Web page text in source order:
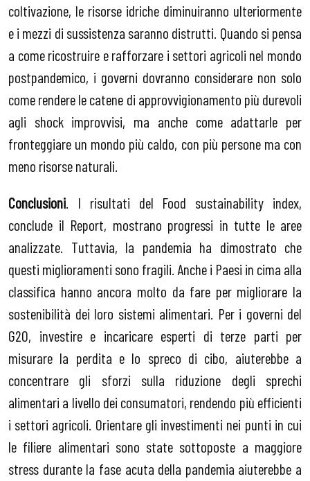
coltivazione, le risorse idriche diminuiranno ulteriormente
e i mezzi di sussistenza saranno distrutti. Quando si pensa
a come ricostruire e rafforzare i settori agricoli nel mondo
postpandemico, i governi dovranno considerare non solo
come rendere le catene di approvvigionamento più durevoli
agli shock improvvisi, ma anche come adattarle per
fronteggiare un mondo più caldo, con più persone ma con
meno risorse naturali.
Conclusioni. I risultati del Food sustainability index,
conclude il Report, mostrano progressi in tutte le aree
analizzate. Tuttavia, la pandemia ha dimostrato che
questi miglioramenti sono fragili. Anche i Paesi in cima alla
classifica hanno ancora molto da fare per migliorare la
sostenibilità dei loro sistemi alimentari. Per i governi del
G20, investire e incaricare esperti di terze parti per
misurare la perdita e lo spreco di cibo, aiuterebbe a
concentrare gli sforzi sulla riduzione degli sprechi
alimentari a livello dei consumatori, rendendo più efficienti
i settori agricoli. Orientare gli investimenti nei punti in cui
le filiere alimentari sono state sottoposte a maggiore
stress durante la fase acuta della pandemia aiuterebbe a